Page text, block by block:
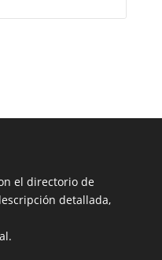
el directorio de
detallada,